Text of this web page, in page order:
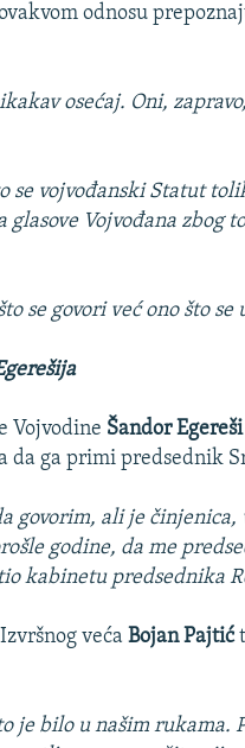
odnosu
osećaj. Oni,
se vojvođanski Statut
glasove Vojvođana zbog
se govori već ono što se
Vojvodine Šandor
da ga primi predsednik
govorim, ali je
godine, da me
kabinetu predsednika
većaBojan Pajtić
je bilo u našim rukama.